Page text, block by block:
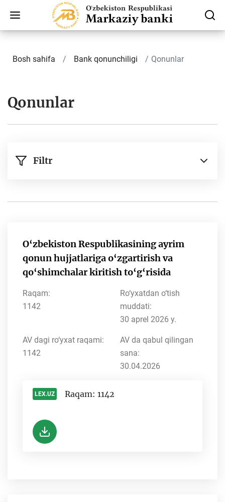
Bosh sahifa Bank qonunchiligi Qonunlar
Qonunlar
Filtr
O‘zbekiston Respublikasining ayrim
qonun hujjatlariga o‘zgartirish va
qo‘shimchalar kiritish to‘g‘risida
Raqam:
1142
Ro‘yxatdan o‘tish
muddati:
30 aprel 2026 y.
AV dagi ro‘yxat raqami:
1142
AV da qabul qilingan
sana:
30.04.2026
LEX.UZ Raqam: 1142